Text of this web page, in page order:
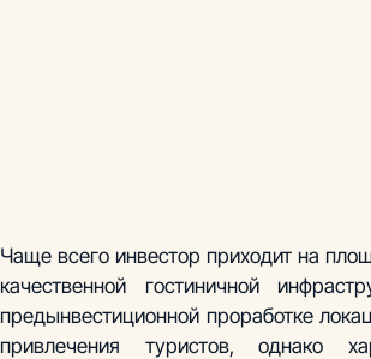
Чаще всего инвестор приходит на
качественной гостиничной
предынвестиционной проработке
привлечения туристов, однако